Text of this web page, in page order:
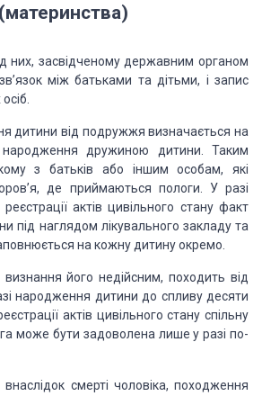
них, засвідченому державним органом
між батьками та дітьми, і запис
дитини від подружжя визначається на
дружи­ною дитини. Таким
з батьків або іншим особам, які
де прий­маються пологи. У разі
реєстрації актів цивільного стану факт
під наглядом лікувального закладу та
на кожну дитину окремо.
його недійсним, походить від
народження дитини до спливу десяти
актів цивільного стану спільну
може бути задоволена лише у разі по­
смерті чоловіка, походження